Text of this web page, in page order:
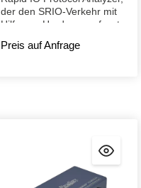
der den SRIO-Verkehr mit
Hilfe von Hardware erfasst
Preis auf Anfrage